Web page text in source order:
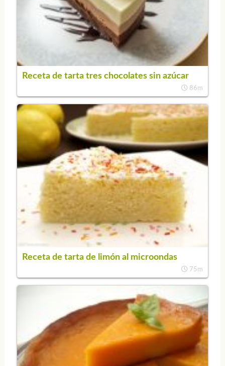
Receta de tarta tres chocolates sin azúcar
86m
Receta de tarta de limón al microondas
75m